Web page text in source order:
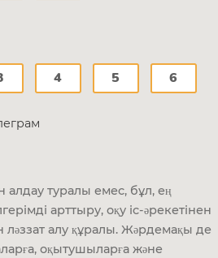
4 5 6
алдау туралы емес, бұл, ең
арттыру, оқу іс-әрекетінен
алу құралы. Жәрдемақы де
оқытушыларға және